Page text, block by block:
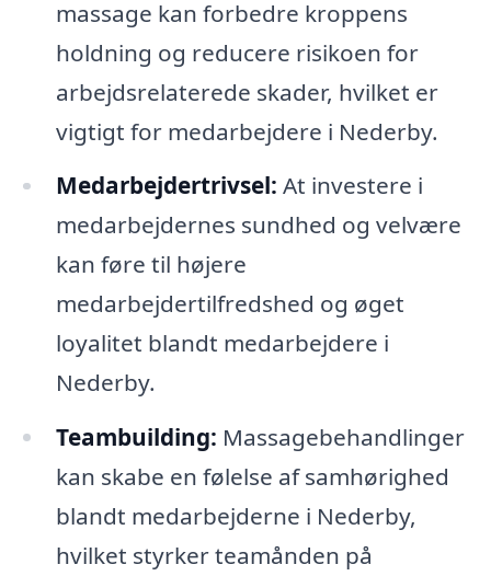
massage kan forbedre kroppens
holdning og reducere risikoen for
arbejdsrelaterede skader, hvilket er
vigtigt for medarbejdere i Nederby.
Medarbejdertrivsel: At investere i
medarbejdernes sundhed og velvære
kan føre til højere
medarbejdertilfredshed og øget
loyalitet blandt medarbejdere i
Nederby.
Teambuilding: Massagebehandlinger
kan skabe en følelse af samhørighed
blandt medarbejderne i Nederby,
hvilket styrker teamånden på